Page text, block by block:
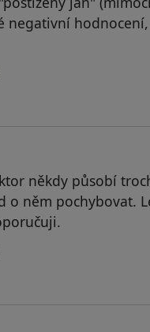
negativní
spkojený pacient ;)
někdy působí
o něm pochybovat.
eva